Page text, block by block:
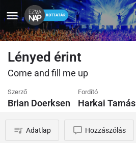
Lényed érint
Come and fill me up
Szerző
Brian Doerksen
Fordító
Harkai Tamás
Adatlap Hozzászólás